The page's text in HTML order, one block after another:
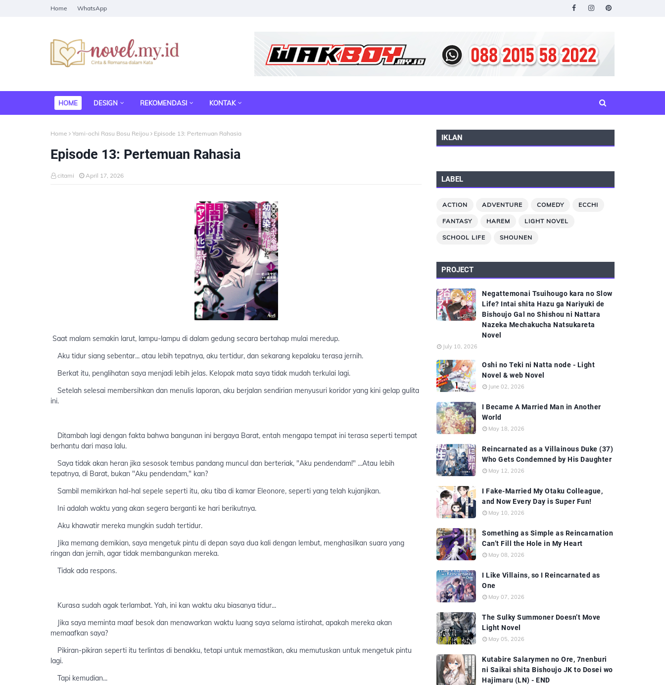
Home WhatsApp
HOME DESIGN REKOMENDASI KONTAK
Home Yami-ochi Rasu Bosu Reijou Episode 13: Pertemuan Rahasia
Episode 13: Pertemuan Rahasia
citami April 17, 2026
Saat malam semakin larut, lampu-lampu di dalam gedung secara bertahap mulai meredup.
Aku tidur siang sebentar... atau lebih tepatnya, aku tertidur, dan sekarang kepalaku terasa jernih.
Berkat itu, penglihatan saya menjadi lebih jelas. Kelopak mata saya tidak mudah terkulai lagi.
Setelah selesai membersihkan dan menulis laporan, aku berjalan sendirian menyusuri koridor yang kini gelap gulita
ini.
Ditambah lagi dengan fakta bahwa bangunan ini bergaya Barat, entah mengapa tempat ini terasa seperti tempat
berhantu dari masa lalu.
Saya tidak akan heran jika sesosok tembus pandang muncul dan berteriak, "Aku pendendam!" ...Atau lebih
tepatnya, di Barat, bukan "Aku pendendam," kan?
Sambil memikirkan hal-hal sepele seperti itu, aku tiba di kamar Eleonore, seperti yang telah kujanjikan.
Ini adalah waktu yang akan segera berganti ke hari berikutnya.
Aku khawatir mereka mungkin sudah tertidur.
Jika memang demikian, saya mengetuk pintu di depan saya dua kali dengan lembut, menghasilkan suara yang
ringan dan jernih, agar tidak membangunkan mereka.
Tidak ada respons.
Kurasa sudah agak terlambat. Yah, ini kan waktu aku biasanya tidur...
Jika saya meminta maaf besok dan menawarkan waktu luang saya selama istirahat, apakah mereka akan
memaafkan saya?
Pikiran-pikiran seperti itu terlintas di benakku, tetapi untuk memastikan, aku memutuskan untuk mengetuk pintu
lagi.
Tapi kemudian...
IKLAN
LABEL
ACTION ADVENTURE COMEDY ECCHI
FANTASY HAREM LIGHT NOVEL
SCHOOL LIFE SHOUNEN
PROJECT
Negattemonai Tsuihougo kara no Slow
Life? Intai shita Hazu ga Nariyuki de
Bishoujo Gal no Shishou ni Nattara
Nazeka Mechakucha Natsukareta
Novel
July 10, 2026
Oshi no Teki ni Natta node - Light
Novel & web Novel
June 02, 2026
I Became A Married Man in Another
World
May 18, 2026
Reincarnated as a Villainous Duke (37)
Who Gets Condemned by His Daughter
May 12, 2026
I Fake-Married My Otaku Colleague,
and Now Every Day is Super Fun!
May 10, 2026
Something as Simple as Reincarnation
Can’t Fill the Hole in My Heart
May 08, 2026
I Like Villains, so I Reincarnated as
One
May 07, 2026
The Sulky Summoner Doesn’t Move
Light Novel
May 05, 2026
Kutabire Salarymen no Ore, 7nenburi
ni Saikai shita Bishoujo JK to Dosei wo
Hajimaru (LN) - END